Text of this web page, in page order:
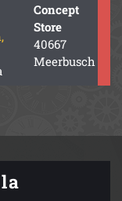
Concept
Store
40667
Meerbusch